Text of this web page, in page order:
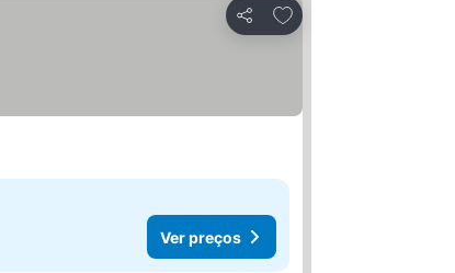
Partilhar
Adicionar aos favoritos
Ver preços